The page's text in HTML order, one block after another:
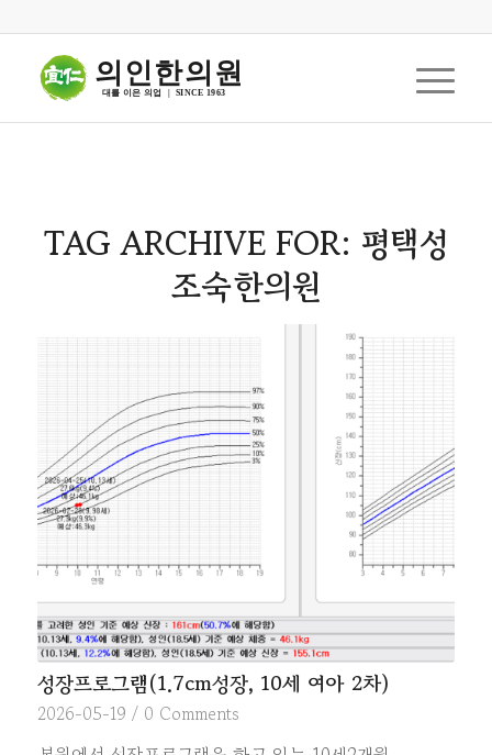
의인한의원
대를 이은 의업  |  SINCE 1963
TAG ARCHIVE FOR: 평택성
조숙한의원
성장프로그램(1.7cm성장, 10세 여아 2차)
2026-05-19 / 0 Comments